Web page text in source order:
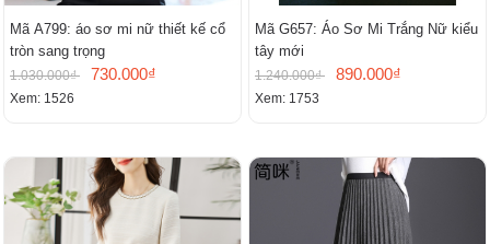
Mã A799: áo sơ mi nữ thiết kế cổ
tròn sang trọng
1.030.000₫ 730.000₫
Xem: 1526
Mã G657: Áo Sơ Mi Trắng Nữ kiểu
tây mới
1.240.000₫ 890.000₫
Xem: 1753